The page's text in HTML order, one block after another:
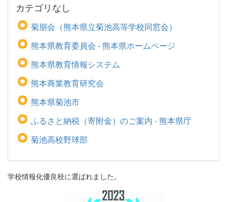
カテゴリなし
菊朋会（熊本県立菊池高等学校同窓会）
熊本県教育委員会 - 熊本県ホームページ
熊本県教育情報システム
熊本商業教育研究会
熊本県菊池市
ふるさと納税（寄附金）のご案内 - 熊本県庁
菊池高校野球部
学校情報化優良校に選ばれました。